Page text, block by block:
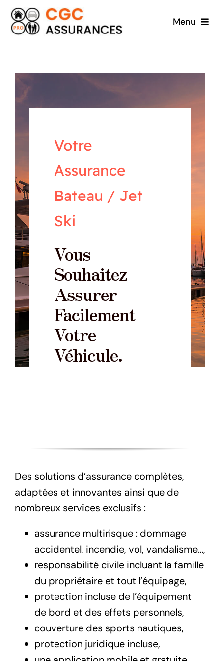
Passer
contenu
Menu
Particuliers
Contact
Votre
Assurance
Bateau / Jet
Ski
Vous
Souhaitez
Assurer
Facilement
Votre
Véhicule.
Des solutions d’assurance complètes,
adaptées et innovantes ainsi que de
nombreux services exclusifs :
assurance multirisque : dommage
accidentel, incendie, vol, vandalisme…,
responsabilité civile incluant la famille
du propriétaire et tout l’équipage,
protection incluse de l’équipement
de bord et des effets personnels,
couverture des sports nautiques,
protection juridique incluse,